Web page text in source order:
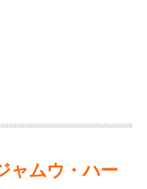
ャムウ・ハー